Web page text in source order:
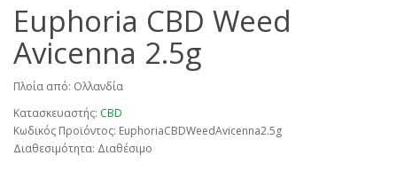
Euphoria CBD Weed
Avicenna 2.5g
Πλοία από: Ολλανδία
Κατασκευαστής: CBD
Κωδικός Προϊόντος: EuphoriaCBDWeedAvicenna2.5g
Διαθεσιμότητα: Διαθέσιμο